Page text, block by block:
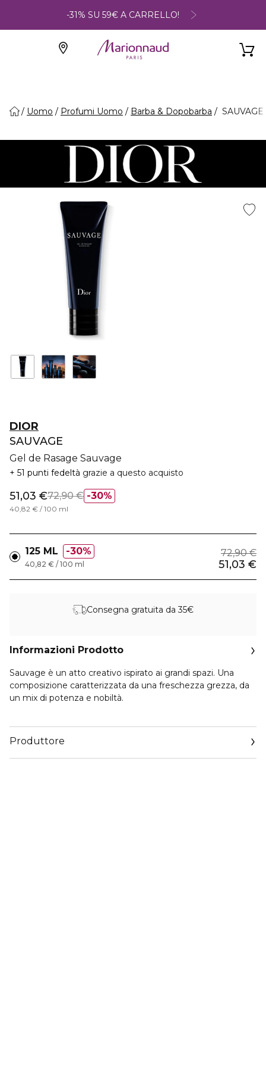
-31% SU 59€ A CARRELLO!
Uomo Profumi Uomo Barba & Dopobarba
DIOR
SAUVAGE
Gel de Rasage Sauvage
51 punti fedeltà grazie a questo acquisto
30%
51,03 €72,90 €
40,82 € / 100 ml
125 ML 30% 72,90 €
51,03 €
40,82 € / 100 ml
Consegna gratuita da 35€
Informazioni Prodotto
Sauvage è un atto creativo ispirato ai grandi spazi. Una
composizione caratterizzata da una freschezza grezza, da
un mix di potenza e nobiltà.
barba Sauvage protegge la pelle dalle irritazioni da rasoio e
previene i micro-tagli. La texture trasparente e non
schiumogena è ideale per ottenere una rasatura
Produttore